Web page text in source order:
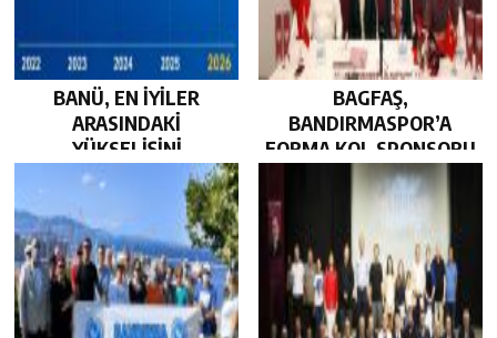
BANÜ, EN İYİLER
ARASINDAKİ
YÜKSELİŞİNİ
SÜRDÜRDÜ…
BAGFAŞ,
BANDIRMASPOR’A
FORMA KOL SPONSORU
OLARAK KUCAK AÇTI…